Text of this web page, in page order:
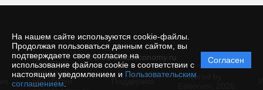
На нашем сайте используются cookie-файлы.
Продолжая пользоваться данным сайтом, вы
подтверждаете свое согласие на
использование файлов cookie в соответствии с
настоящим уведомлением и Пользовательским
соглашением
Согласен
© theoreticaleconomy.ru
Политика
защиты и
обработки
Powered by